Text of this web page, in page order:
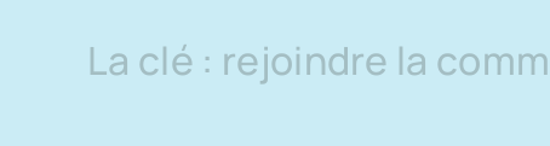
La clé : rejoindre la